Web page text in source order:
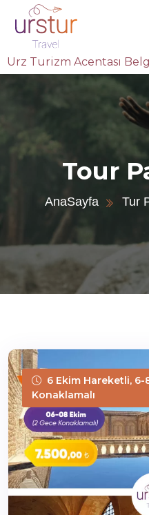
Urz Turizm Acentası
Tour
AnaSayfa Tur
6 Ekim Hareketli, 6-
Konaklamalı